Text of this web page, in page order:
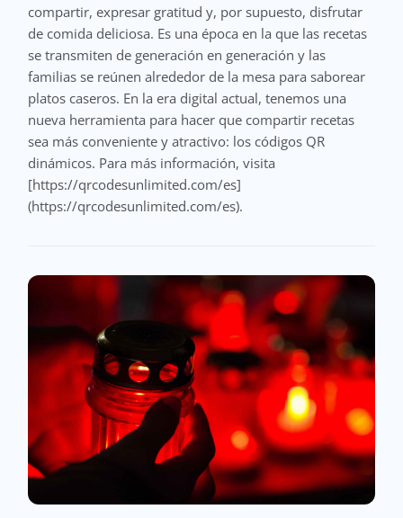
compartir, expresar gratitud y, por supuesto, disfrutar
de comida deliciosa. Es una época en la que las recetas
se transmiten de generación en generación y las
familias se reúnen alrededor de la mesa para saborear
platos caseros. En la era digital actual, tenemos una
nueva herramienta para hacer que compartir recetas
sea más conveniente y atractivo: los códigos QR
dinámicos. Para más información, visita
[https://qrcodesunlimited.com/es]
(https://qrcodesunlimited.com/es).